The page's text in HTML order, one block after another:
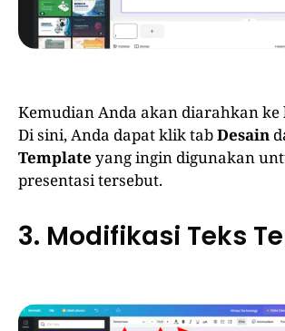
Kemudian Anda akan diarahkan
Di sini, Anda dapat klik tabDesain
Template yang ingin digunakan
presentasi tersebut.
3. Modifikasi Teks